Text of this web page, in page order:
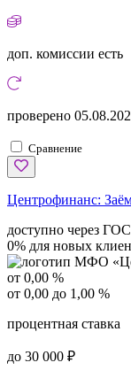
доп. комиссии есть
проверено
Сравнение
Центрофинанс:
доступно через
0% для новых
от 0,00 %
от 0,00 до 1,00 %
процентная ставка
до 30 000 ₽